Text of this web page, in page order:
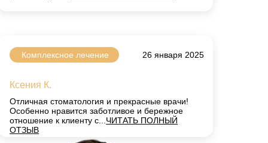
Отличная стоматология и прекрасные врачи!
Особенно нравится заботливое и бережное
отношение к клиенту с... ЧИТАТЬ ПОЛНЫЙ
ОТЗЫВ
Ксения К.
26 января 2025
Комплексное лечение